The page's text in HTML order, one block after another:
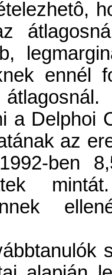
ennél
a Delphoi
az
ben